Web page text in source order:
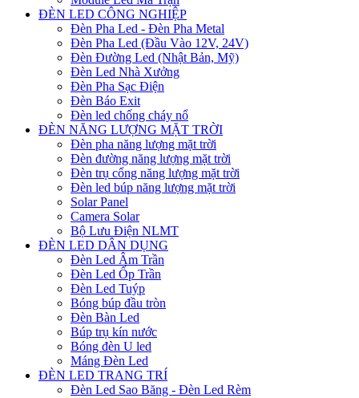
ĐÈN LED CÔNG NGHIỆP
Đèn Pha Led - Đèn Pha Metal
Đèn Pha Led (Đầu Vào 12V, 24V)
Đèn Đường Led (Nhật Bản, Mỹ)
Đèn Led Nhà Xưởng
Đèn Pha Sạc Điện
Đèn Báo Exit
Đèn led chống cháy nổ
ĐÈN NĂNG LƯỢNG MẶT TRỜI
Đèn pha năng lượng mặt trời
Đèn đường năng lượng mặt trời
Đèn trụ cổng năng lượng mặt trời
Đèn led búp năng lượng mặt trời
Solar Panel
Camera Solar
Bộ Lưu Điện NLMT
ĐÈN LED DÂN DỤNG
Đèn Led Âm Trần
Đèn Led Ốp Trần
Đèn Led Tuýp
Bóng búp đầu tròn
Đèn Bàn Led
Búp trụ kín nước
Bóng đèn U led
Máng Đèn Led
ĐÈN LED TRANG TRÍ
Đèn Led Sao Băng - Đèn Led Rèm